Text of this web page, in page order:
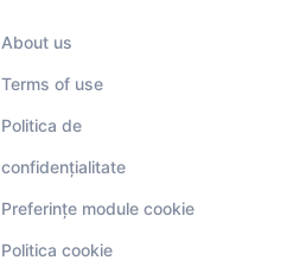
About us
Terms of use
Politica de
confidențialitate
Preferințe module cookie
Politica cookie